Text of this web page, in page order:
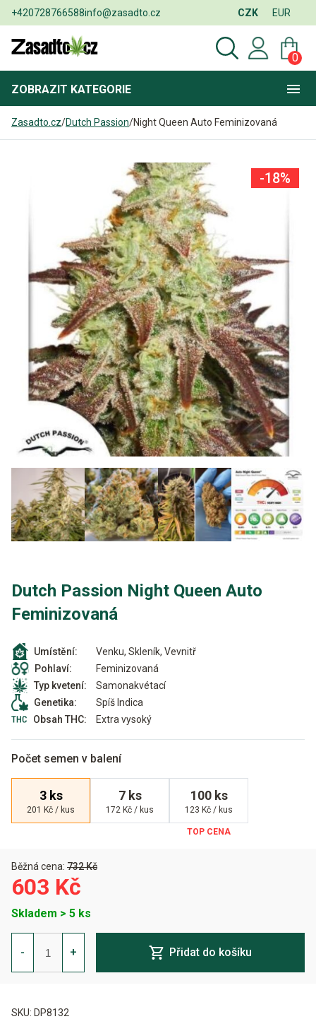
+420728766588info@zasadto.cz CZK EUR
0
ZOBRAZIT KATEGORIE
Zasadto.cz/Dutch Passion/Night Queen Auto Feminizovaná
Dutch Passion Night Queen Auto
Feminizovaná
Umístění:
Venku, Skleník, Vevnitř
Pohlaví:
Feminizovaná
Typ kvetení:
Samonakvétací
Genetika:
Spíš Indica
Obsah THC:
Extra vysoký
Počet semen v balení
3 ks
201 Kč / kus
7 ks
172 Kč / kus
100 ks
123 Kč / kus
Běžná cena: 732 Kč
-18%
603 Kč
Skladem > 5 ks
-
Night
Queen
Auto
Feminizovaná
+ Přidat do košíku
SKU: DP8132